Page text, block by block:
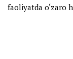
faoliyatda o‘zaro